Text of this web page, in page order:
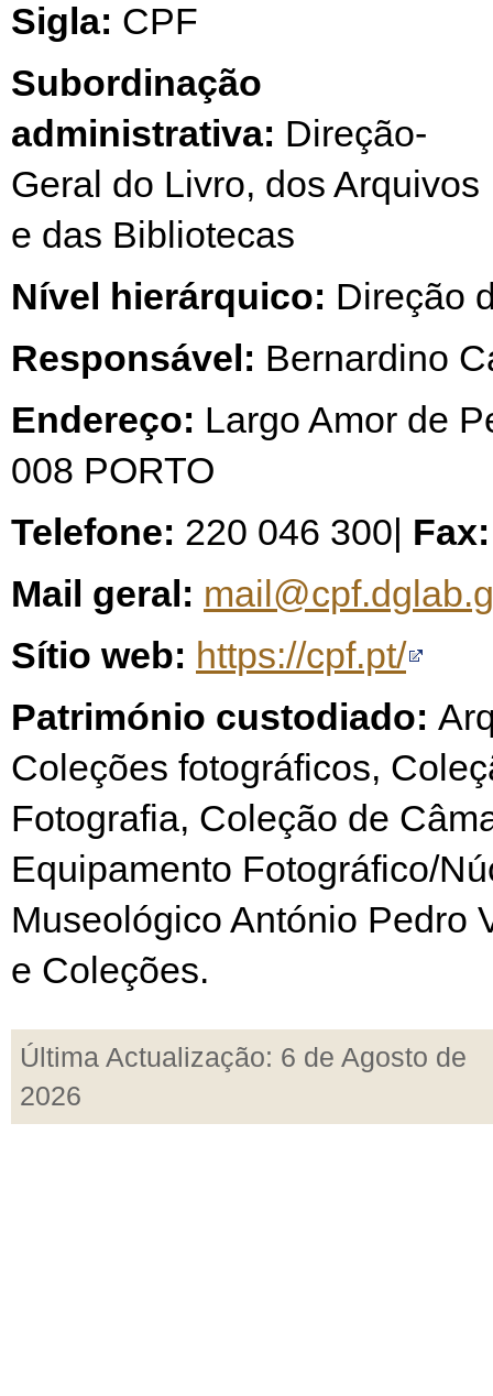
Sigla: CPF
Subordinação
administrativa: Direção-
Geral do Livro, dos Arquivos
e das Bibliotecas
Nível hierárquico: Direção
Responsável: Bernardino
Endereço: Largo Amor de
008 PORTO
Telefone: 220 046 300| Fax:
Mail geral:
Sítio web: https://cpf.pt/
Património custodiado:
Coleções fotográficos,
Fotografia, Coleção de
Equipamento Fotográfico/
Museológico António Pedro
e Coleções.
Última Actualização: 6 de Agosto de
2026